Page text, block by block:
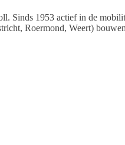
Sinds 1953 actief in de
Roermond, Weert)